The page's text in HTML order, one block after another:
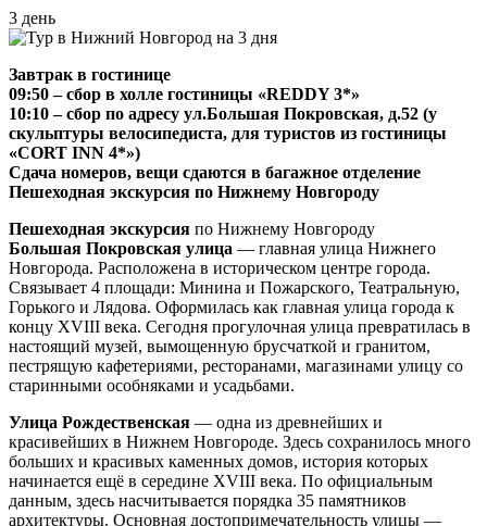
3 день
Завтрак в гостинице
09:50 – сбор в холле гостиницы «REDDY 3*»
10:10 – сбор по адресу ул.Большая Покровская, д.52 (у
скульптуры велосипедиста, для туристов из гостиницы
«CORT INN 4*»)
Сдача номеров, вещи сдаются в багажное отделение
Пешеходная экскурсия по Нижнему Новгороду
Пешеходная экскурсия по Нижнему Новгороду
Большая Покровская улица — главная улица Нижнего
Новгорода. Расположена в историческом центре города.
Связывает 4 площади: Минина и Пожарского, Театральную,
Горького и Лядова. Оформилась как главная улица города к
концу XVIII века. Сегодня прогулочная улица превратилась в
настоящий музей, вымощенную брусчаткой и гранитом,
пестрящую кафетериями, ресторанами, магазинами улицу со
старинными особняками и усадьбами.
Улица Рождественская — одна из древнейших и
красивейших в Нижнем Новгороде. Здесь сохранилось много
больших и красивых каменных домов, история которых
начинается ещё в середине XVIII века. По официальным
данным, здесь насчитывается порядка 35 памятников
архитектуры. Основная достопримечательность улицы —